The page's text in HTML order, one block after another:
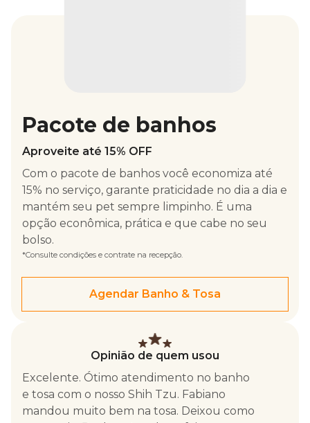
Pacote de banhos
Aproveite até 15% OFF
Com o pacote de banhos você economiza até
15% no serviço, garante praticidade no dia a dia e
mantém seu pet sempre limpinho. É uma
opção econômica, prática e que cabe no seu
bolso.
*Consulte condições e contrate na recepção.
Agendar Banho & Tosa
Opinião de quem usou
Excelente. Ótimo atendimento no banho
e tosa com o nosso Shih Tzu. Fabiano
mandou muito bem na tosa. Deixou como